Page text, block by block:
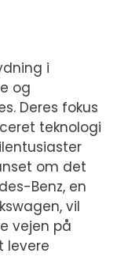
i
og
Deres fokus
teknologi
om det
Benz, en
vil
vejen på
levere